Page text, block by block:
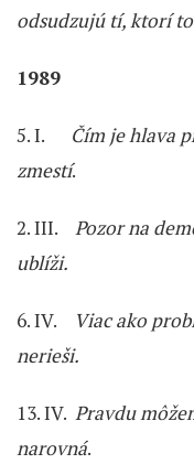
odsudzujú tí, ktorí
1989
5. I. Čím je hlava
zmestí.
2. III. Pozor na
ublíži.
6. IV.
Viac ako
nerieši.
13. IV. Pravdu
narovná.